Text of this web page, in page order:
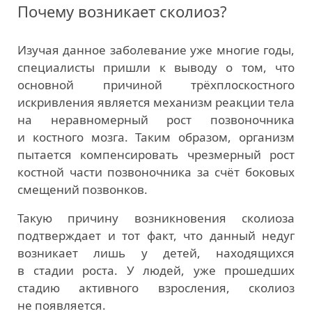
Почему возникает сколиоз?
Изучая данное заболевание уже многие годы,
специалисты пришли к выводу о том, что
основной причиной трёхплоскостного
искривления является механизм реакции тела
на неравномерный рост позвоночника
и костного мозга. Таким образом, организм
пытается компенсировать чрезмерный рост
костной части позвоночника за счёт боковых
смещений позвонков.
Такую причину возникновения сколиоза
подтверждает и тот факт, что данный недуг
возникает лишь у детей, находящихся
в стадии роста. У людей, уже прошедших
стадию активного взросления, сколиоз
не появляется.